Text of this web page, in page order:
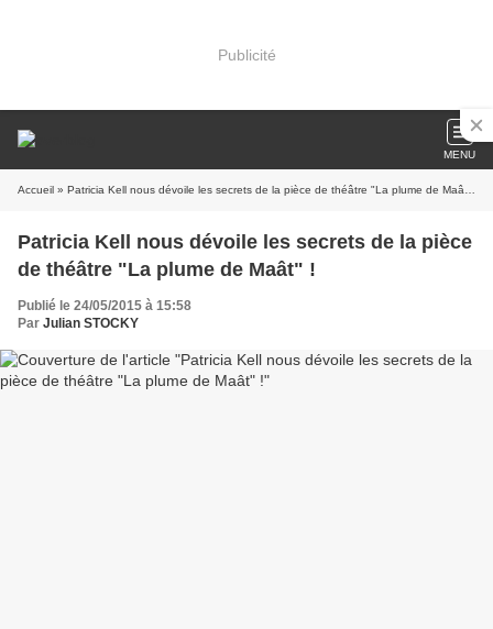
Publicité
MENU
Accueil » Patricia Kell nous dévoile les secrets de la pièce de théâtre "La plume de Maât" !
Patricia Kell nous dévoile les secrets de la pièce
de théâtre "La plume de Maât" !
Publié le 24/05/2015 à 15:58
Par Julian STOCKY